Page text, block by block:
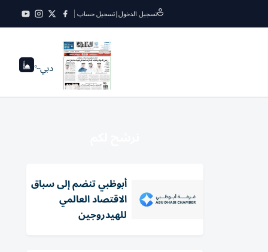
تسجيل الدخول|تسجيل حساب
دبي--°
أبوظبي تنضم إلى سباق
الاقتصاد العالمي
للهيدروجين